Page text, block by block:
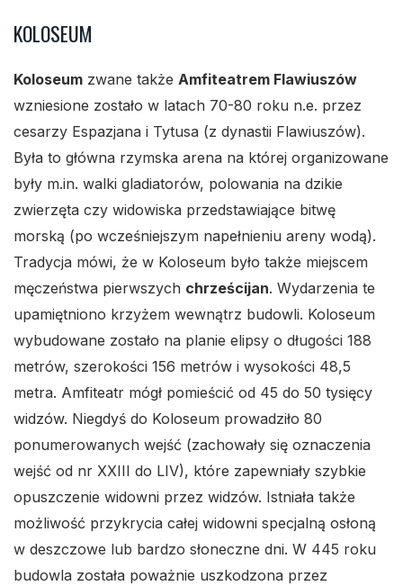
KOLOSEUM
Koloseum zwane także Amfiteatrem Flawiuszów
wzniesione zostało w latach 70-80 roku n.e. przez
cesarzy Espazjana i Tytusa (z dynastii Flawiuszów).
Była to główna rzymska arena na której organizowane
były m.in. walki gladiatorów, polowania na dzikie
zwierzęta czy widowiska przedstawiające bitwę
morską (po wcześniejszym napełnieniu areny wodą).
Tradycja mówi, że w Koloseum było także miejscem
męczeństwa pierwszych chrześcijan. Wydarzenia te
upamiętniono krzyżem wewnątrz budowli. Koloseum
wybudowane zostało na planie elipsy o długości 188
metrów, szerokości 156 metrów i wysokości 48,5
metra. Amfiteatr mógł pomieścić od 45 do 50 tysięcy
widzów. Niegdyś do Koloseum prowadziło 80
ponumerowanych wejść (zachowały się oznaczenia
wejść od nr XXIII do LIV), które zapewniały szybkie
opuszczenie widowni przez widzów. Istniała także
możliwość przykrycia całej widowni specjalną osłoną
w deszczowe lub bardzo słoneczne dni. W 445 roku
budowla została poważnie uszkodzona przez